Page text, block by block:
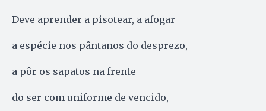
Deve aprender a pisotear, a afogar
a espécie nos pântanos do desprezo,
a pôr os sapatos na frente
do ser com uniforme de vencido,